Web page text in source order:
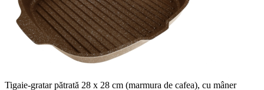
Tigaie-gratar pătrată 28 x 28 cm (marmura de cafea), cu mâner